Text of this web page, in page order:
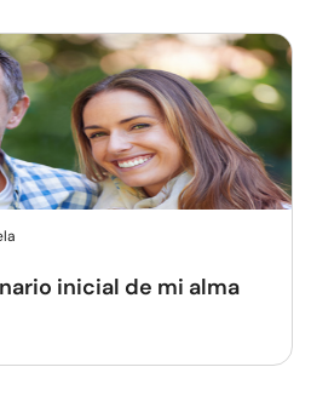
inicial de mi alma